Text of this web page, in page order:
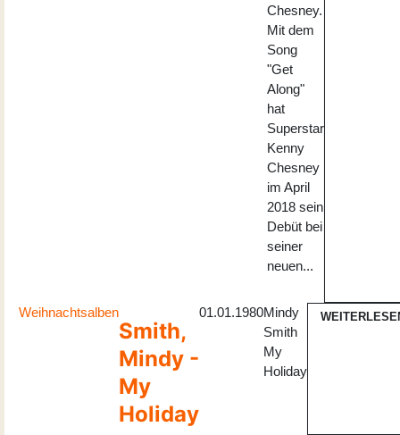
Chesney.
Mit dem
Song
"Get
Along"
hat
Superstar
Kenny
Chesney
im April
2018 sein
Debüt bei
seiner
neuen...
Weihnachtsalben
Smith,
Mindy -
My
Holiday
01.01.1980Mindy
Smith
My
Holiday